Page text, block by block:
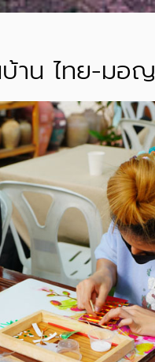
บ้าน ไทย-มอญ